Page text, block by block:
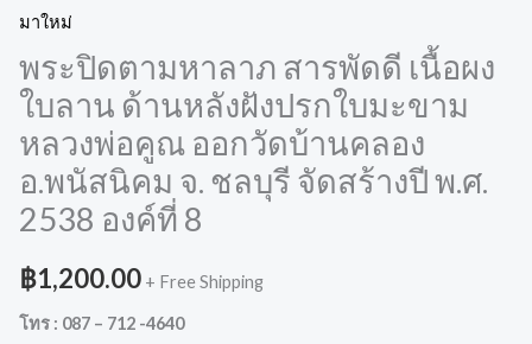
มาใหม่
พระปิดตามหาลาภ สารพัดดี เนื้อผง
ใบลาน ด้านหลังฝังปรกใบมะขาม
หลวงพ่อคูณ ออกวัดบ้านคลอง
อ.พนัสนิคม จ. ชลบุรี จัดสร้างปี พ.ศ.
2538 องค์ที่ 8
฿1,200.00 + Free Shipping
โทร : 087 – 712 -4640